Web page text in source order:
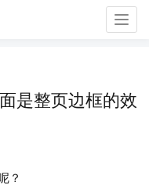
是整页边框的效
？